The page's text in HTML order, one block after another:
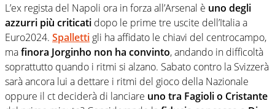
L’ex regista del Napoli ora in forza all’Arsenal è uno degli
azzurri più criticati dopo le prime tre uscite dell’Italia a
Euro2024. Spalletti gli ha affidato le chiavi del centrocampo,
mafinora Jorginho non ha convinto, andando in difficoltà
soprattutto quando i ritmi si alzano. Sabato contro la Svizzerà
sarà ancora lui a dettare i ritmi del gioco della Nazionale
oppure il ct deciderà di lanciare uno tra Fagioli o Cristante